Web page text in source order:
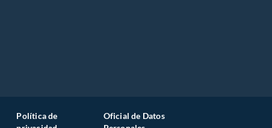
Política de
Oficial de Datos